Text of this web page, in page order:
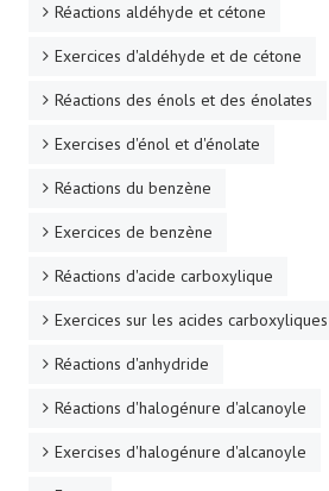
Réactions aldéhyde et cétone
Exercices d'aldéhyde et de cétone
Réactions des énols et des énolates
Exercises d'énol et d'énolate
Réactions du benzène
Exercices de benzène
Réactions d'acide carboxylique
Exercices sur les acides carboxyliques
Réactions d'anhydride
Réactions d'halogénure d'alcanoyle
Exercises d'halogénure d'alcanoyle